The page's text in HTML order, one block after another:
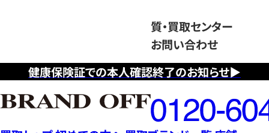
健康保険証での本人確認終了のお知らせ▶
質・買取センター
お問い合わせ
フ
リ
ー
ダ